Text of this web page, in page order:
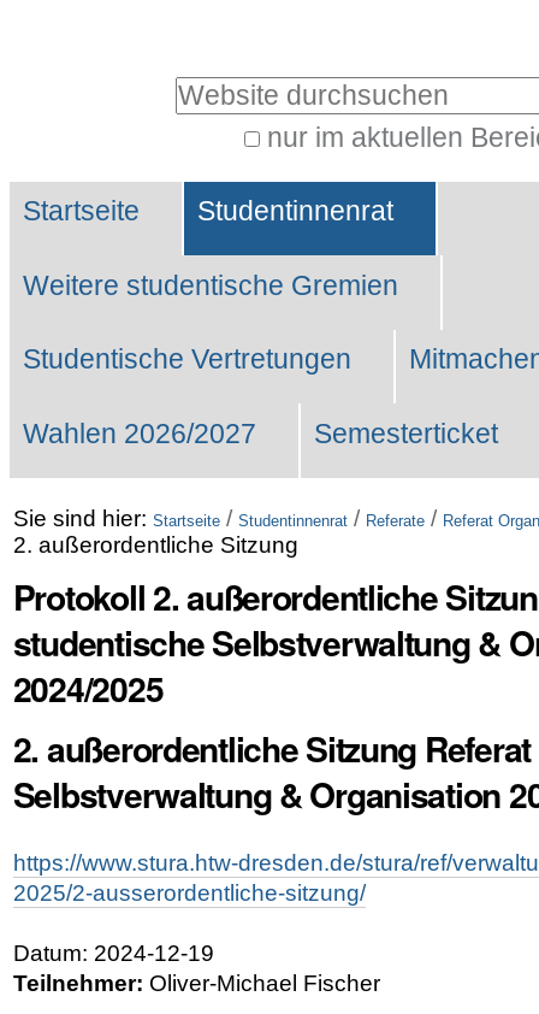
Website durchsuchen
nur im aktuellen
Suche…
Sektionen
Startseite Studentinnenrat
Weitere studentische Gremien
Studentische Vertretungen
Wahlen 2026/2027 Semesterticket
Sie sind hier: Startseite / Studentinnenrat / Referate / Referat
2. außerordentliche Sitzung
Protokoll 2. außerordentliche
studentische Selbstverwaltung &
2024/2025
2. außerordentliche Sitzung
Selbstverwaltung & Organisation
https://www.stura.htw-dresden.de/stura/ref/
2025/2-ausserordentliche-sitzung/
Datum: 2024-12-19
Teilnehmer: Oliver-Michael Fischer